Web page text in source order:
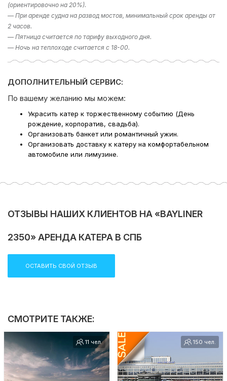
(ориентировочно на 20%).
— При аренде судна на развод мостов, минимальный срок аренды от
2 часов.
— Пятница считается по тарифу выходного дня.
— Ночь на теплоходе считается с 18-00.
ДОПОЛНИТЕЛЬНЫЙ СЕРВИС:
По вашему желанию мы можем:
Украсить катер к торжественному событию (День
рождение, корпоратив, свадьба).
Организовать банкет или романтичный ужин.
Организовать доставку к катеру на комфортабельном
автомобиле или лимузине.
ОТЗЫВЫ НАШИХ КЛИЕНТОВ НА «BAYLINER
2350» АРЕНДА КАТЕРА В СПБ
ОСТАВИТЬ СВОЙ ОТЗЫВ
СМОТРИТЕ ТАКЖЕ:
11 чел. 150 чел.